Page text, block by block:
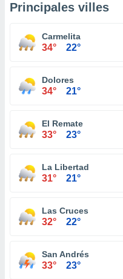
Principales villes
Carmelita
34° 22°
Dolores
34° 21°
El Remate
33° 23°
La Libertad
31° 21°
Las Cruces
32° 22°
San Andrés
33° 23°